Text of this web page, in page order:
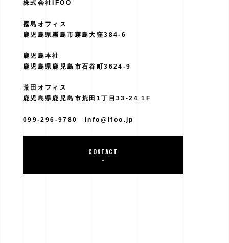
株式会社IFOO
霧島オフィス
鹿児島県霧島市霧島大窪384-6
鹿児島本社
鹿児島県鹿児島市石谷町3624-9
荒田オフィス
鹿児島県鹿児島市荒田1丁目33-24 1F
099-296-9780 info@ifoo.jp
CONTACT